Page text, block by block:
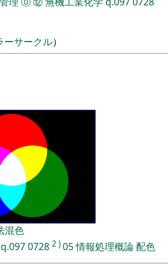
ーサークル）
混色
q.0970728 2 )05情報処理概論配色